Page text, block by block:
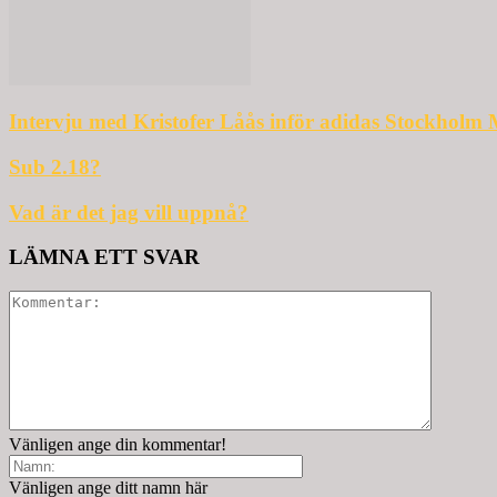
Intervju med Kristofer Låås inför adidas Stockholm
Sub 2.18?
Vad är det jag vill uppnå?
LÄMNA ETT SVAR
Vänligen ange din kommentar!
Vänligen ange ditt namn här